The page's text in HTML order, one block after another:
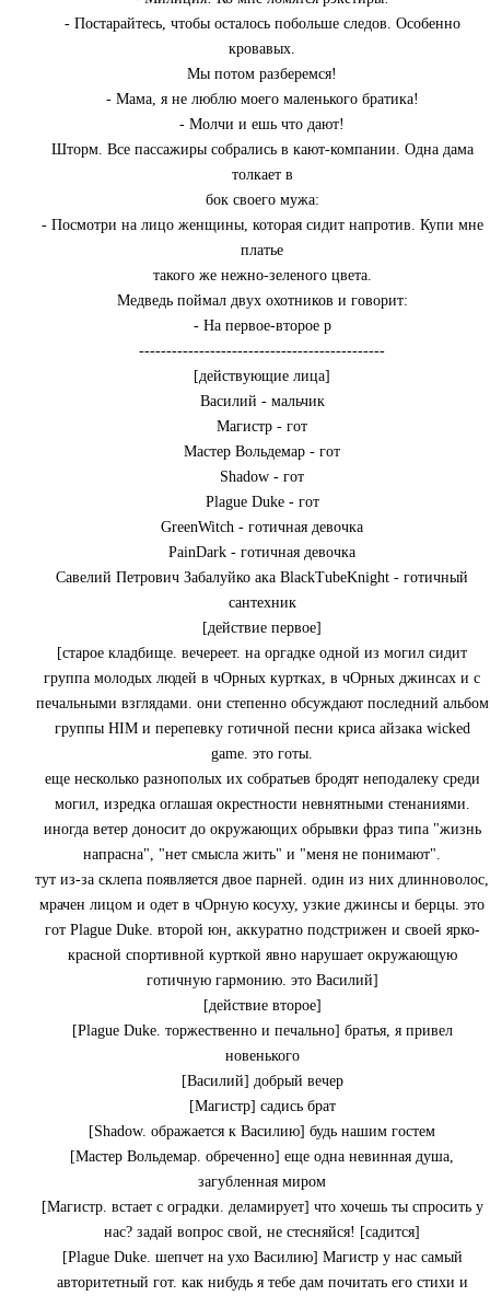
- Постарайтесь, чтобы осталось побольше следов. Особенно
кровавых.
Мы потом разберемся!
- Мама, я не люблю моего маленького братика!
- Молчи и ешь что дают!
Шторм. Все пассажиры собрались в кают-компании. Одна дама
толкает в
бок своего мужа:
- Посмотри на лицо женщины, которая сидит напротив. Купи мне
платье
такого же нежно-зеленого цвета.
Медведь поймал двух охотников и говорит:
- На первое-второе р
---------------------------------------------
[действующие лица]
Василий - мальчик
Магистр - гот
Мастер Вольдемар - гот
Shadow - гот
Plague Duke - гот
GreenWitch - готичная девочка
PainDark - готичная девочка
Савелий Петрович Забалуйко ака BlackTubeKnight - готичный
сантехник
[действие первое]
[старое кладбище. вечереет. на оргадке одной из могил сидит
группа молодых людей в чОрных куртках, в чОрных джинсах и с
печальными взглядами. они степенно обсуждают последний альбом
группы HIM и перепевку готичной песни криса айзака wicked
game. это готы.
еще несколько разнополых их собратьев бродят неподалеку среди
могил, изредка оглашая окрестности невнятными стенаниями.
иногда ветер доносит до окружающих обрывки фраз типа "жизнь
напрасна", "нет смысла жить" и "меня не понимают".
тут из-за склепа появляется двое парней. один из них длинноволос,
мрачен лицом и одет в чОрную косуху, узкие джинсы и берцы. это
гот Plague Duke. второй юн, аккуратно подстрижен и своей ярко-
красной спортивной курткой явно нарушает окружающую
готичную гармонию. это Василий]
[действие второе]
[Plague Duke. торжественно и печально] братья, я привел
новенького
[Василий] добрый вечер
[Магистр] садись брат
[Shadow. ображается к Василию] будь нашим гостем
[Мастер Вольдемар. обреченно] еще одна невинная душа,
загубленная миром
[Магистр. встает с оградки. деламирует] что хочешь ты спросить у
нас? задай вопрос свой, не стесняйся! [садится]
[Plague Duke. шепчет на ухо Василию] Магистр у нас самый
авторитетный гот. как нибудь я тебе дам почитать его стихи и